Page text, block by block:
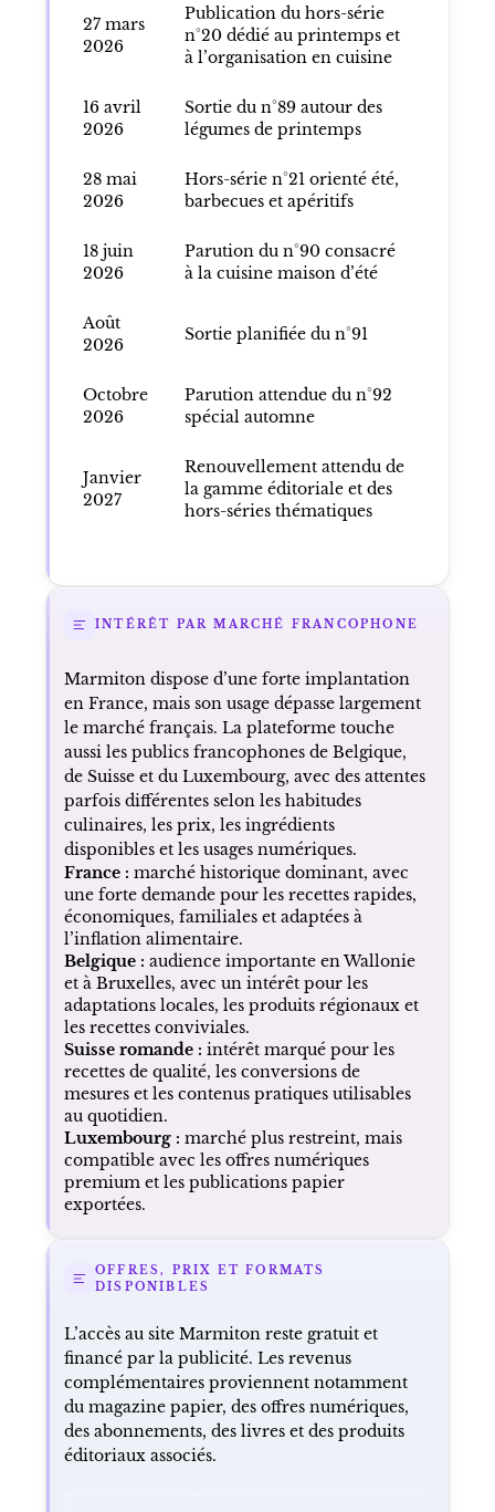
27 mars
2026
Publication du hors-série
n°20 dédié au printemps et
à l’organisation en cuisine
16 avril
2026
Sortie du n°89 autour des
légumes de printemps
28 mai
2026
Hors-série n°21 orienté été,
barbecues et apéritifs
18 juin
2026
Parution du n°90 consacré
à la cuisine maison d’été
Août
2026
Sortie planifiée du n°91
Octobre
2026
Parution attendue du n°92
spécial automne
Janvier
2027
Renouvellement attendu de
la gamme éditoriale et des
hors-séries thématiques
INTÉRÊT PAR MARCHÉ FRANCOPHONE
Marmiton dispose d’une forte implantation
en France, mais son usage dépasse largement
le marché français. La plateforme touche
aussi les publics francophones de Belgique,
de Suisse et du Luxembourg, avec des attentes
parfois différentes selon les habitudes
culinaires, les prix, les ingrédients
disponibles et les usages numériques.
France : marché historique dominant, avec
une forte demande pour les recettes rapides,
économiques, familiales et adaptées à
l’inflation alimentaire.
Belgique : audience importante en Wallonie
et à Bruxelles, avec un intérêt pour les
adaptations locales, les produits régionaux et
les recettes conviviales.
Suisse romande : intérêt marqué pour les
recettes de qualité, les conversions de
mesures et les contenus pratiques utilisables
au quotidien.
Luxembourg : marché plus restreint, mais
compatible avec les offres numériques
premium et les publications papier
exportées.
OFFRES, PRIX ET FORMATS
DISPONIBLES
L’accès au site Marmiton reste gratuit et
financé par la publicité. Les revenus
complémentaires proviennent notamment
du magazine papier, des offres numériques,
des abonnements, des livres et des produits
éditoriaux associés.